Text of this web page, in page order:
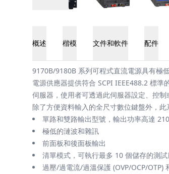
概述 楷模 文件和軟件 配件
概述
9170B/9180B 系列可程式直流電源具有極
電源供應器提供符合 SCPI IEEE488.2 標
伺服器，使用者可透過此伺服器設定、控制
除了方便資料輸入的全尺寸數位鍵盤外，
單路和雙路輸出型號，輸出功率高達
極低的漣波和雜訊
前面板和後面板輸出
清單模式，可執行最多 10 個儲存的測
過壓/過電流/過溫保護 (OVP/OCP/OTP)